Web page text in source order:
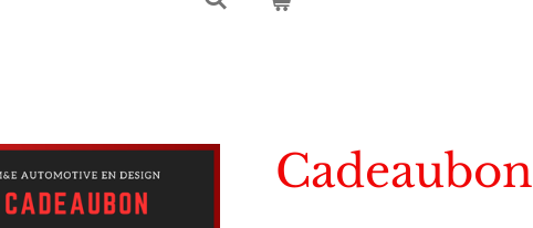
Cadeaubon